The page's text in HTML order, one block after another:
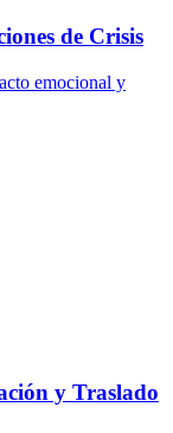
de Crisis
emocional y
y Traslado